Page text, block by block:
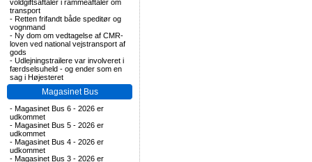
voldgiftsaftaler i rammeaftaler om
transport
- Retten frifandt både speditør og
vognmand
- Ny dom om vedtagelse af CMR-
loven ved national vejstransport af
gods
- Udlejningstrailere var involveret i
færdselsuheld - og ender som en
sag i Højesteret
Magasinet Bus
- Magasinet Bus 6 - 2026 er
udkommet
- Magasinet Bus 5 - 2026 er
udkommet
- Magasinet Bus 4 - 2026 er
udkommet
- Magasinet Bus 3 - 2026 er